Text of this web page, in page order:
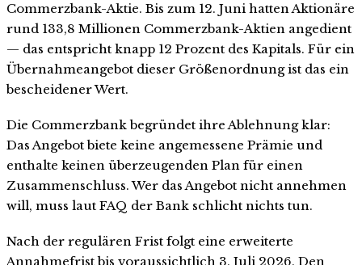
Commerzbank-Aktie. Bis zum 12. Juni hatten Aktionäre
rund 133,8 Millionen Commerzbank-Aktien angedient
— das entspricht knapp 12 Prozent des Kapitals. Für ein
Übernahmeangebot dieser Größenordnung ist das ein
bescheidener Wert.
Die Commerzbank begründet ihre Ablehnung klar:
Das Angebot biete keine angemessene Prämie und
enthalte keinen überzeugenden Plan für einen
Zusammenschluss. Wer das Angebot nicht annehmen
will, muss laut FAQ der Bank schlicht nichts tun.
Nach der regulären Frist folgt eine erweiterte
Annahmefrist bis voraussichtlich 3. Juli 2026. Den